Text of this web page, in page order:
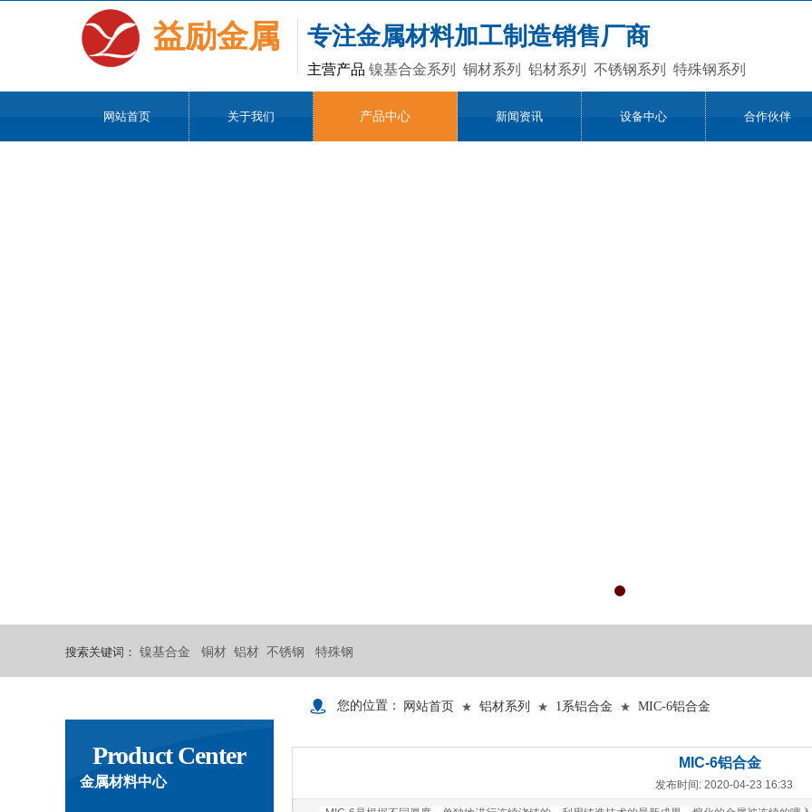
益励金属 专注金属材料加工制造销售厂商
主营产品 镍基合金系列 铜材系列 铝材系列 不锈钢系列 特殊钢系列
网站首页 关于我们 产品中心 新闻资讯 设备中心 合作伙伴
搜索关键词： 镍基合金 铜材 铝材 不锈钢 特殊钢
您的位置： 网站首页 ★ 铝材系列 ★ 1系铝合金 ★ MIC-6铝合金
Product Center
金属材料中心
MIC-6铝合金
发布时间: 2020-04-23 16:33